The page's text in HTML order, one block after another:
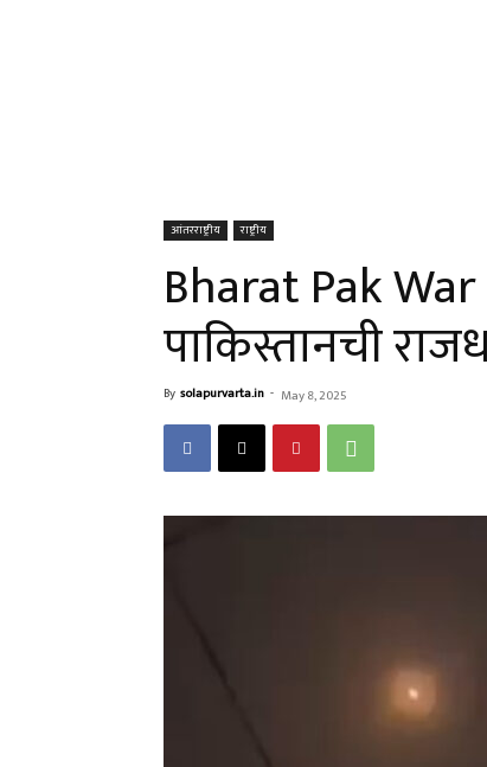
आंतरराष्ट्रीय राष्ट्रीय
Bharat Pak
पाकिस्तानची
By solapurvarta.in - May 8, 2025